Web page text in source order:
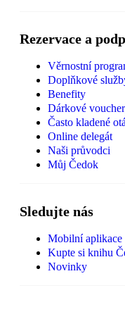
Rezervace a
Věrnostní
Doplňkové
Benefity
Dárkové
Často kladené
Online delegát
Naši průvodci
Můj Čedok
Sledujte nás
Mobilní aplikace
Kupte si knihu
Novinky